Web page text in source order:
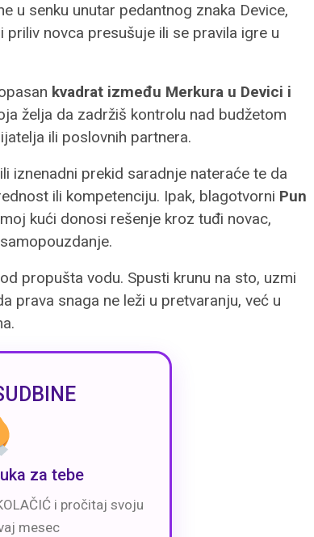
u senku unutar pedantnog znaka Device,
novca presušuje ili se pravila igre u
kvadrat između Merkura u Devici i
želja da zadržiš kontrolu nad budžetom
ili poslovnih partnera.
iznenadni prekid saradnje nateraće te da
ili kompetenciju. Ipak, blagotvorni Pun
kući donosi rešenje kroz tuđi novac,
propušta vodu. Spusti krunu na sto, uzmi
prava snaga ne leži u pretvaranju, već u
za tebe
i pročitaj svoju
mesec